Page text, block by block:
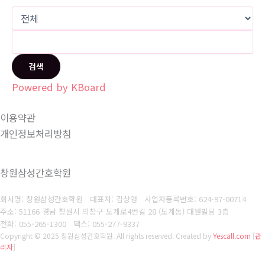
검색
Powered by KBoard
이용약관
개인정보처리방침
창원삼성간호학원
회사명: 창원삼성간호학원 대표자: 김상영 사업자등록번호: 624-97-00714
주소: 51166 경남 창원시 의창구 도계로4번길 28 (도계동) 대원빌딩 3층
전화: 055-265-1300
팩스: 055-277-9337
Copyright © 2025 창원삼성간호학원. All rights reserved. Created byYescall.com [관
리자]